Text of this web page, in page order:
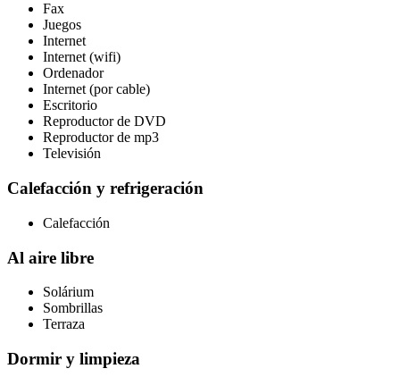
Fax
Juegos
Internet
Internet (wifi)
Ordenador
Internet (por cable)
Escritorio
Reproductor de DVD
Reproductor de mp3
Televisión
Calefacción y refrigeración
Calefacción
Al aire libre
Solárium
Sombrillas
Terraza
Dormir y limpieza